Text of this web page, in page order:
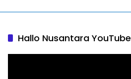
Hallo Nusantara YouTube